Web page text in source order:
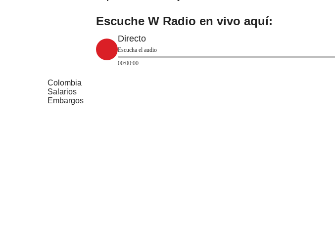
Escuche W Radio en vivo aquí:
Directo
Escucha el audio
00:00:00
Colombia
Salarios
Embargos